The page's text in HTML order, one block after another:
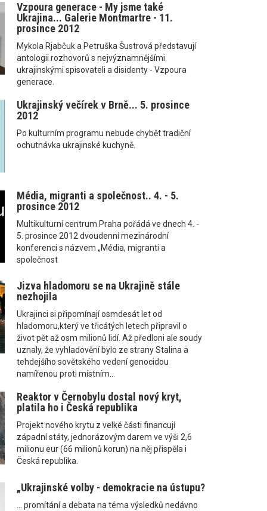
Vzpoura generace - My jsme také
Ukrajina... Galerie Montmartre - 11.
prosince 2012
Mykola Rjabčuk a Petruška Šustrová představují
antologii rozhovorů s nejvýznamnějšími
ukrajinskými spisovateli a disidenty - Vzpoura
generace.
Ukrajinský večírek v Brně... 5. prosince
2012
Po kulturním programu nebude chybět tradiční
ochutnávka ukrajinské kuchyně.
Média, migranti a společnost.. 4. - 5.
prosince 2012
Multikulturní centrum Praha pořádá ve dnech 4. -
5. prosince 2012 dvoudenní mezinárodní
konferenci s názvem „Média, migranti a
společnost
Jizva hladomoru se na Ukrajině stále
nezhojila
Ukrajinci si připomínají osmdesát let od
hladomoru,který ve třicátých letech připravil o
život pět až osm milionů lidí. Až předloni ale soudy
uznaly, že vyhladovění bylo ze strany Stalina a
tehdejšího sovětského vedení genocidou
namířenou proti místním...
Reaktor v Černobylu dostal nový kryt,
platila ho i Česká republika
Projekt nového krytu z velké části financují
západní státy, jednorázovým darem ve výši 2,6
milionu eur (66 milionů korun) na něj přispěla i
Česká republika.
„Ukrajinské volby - demokracie na ústupu?
... promítání a debata na téma výsledků nedávno